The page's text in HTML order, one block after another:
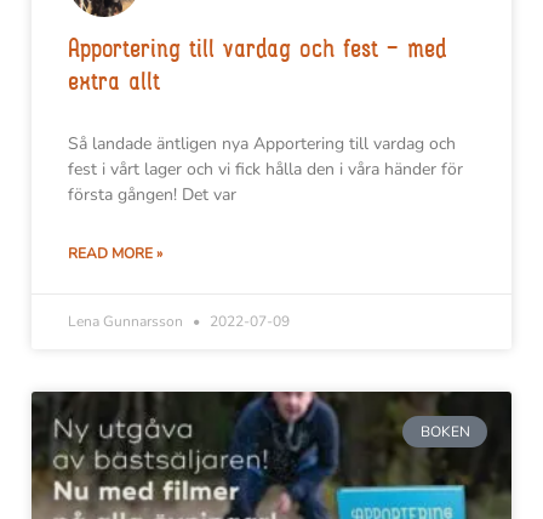
Apportering till vardag och fest – med
extra allt
Så landade äntligen nya Apportering till vardag och
fest i vårt lager och vi fick hålla den i våra händer för
första gången! Det var
READ MORE »
Lena Gunnarsson 2022-07-09
BOKEN